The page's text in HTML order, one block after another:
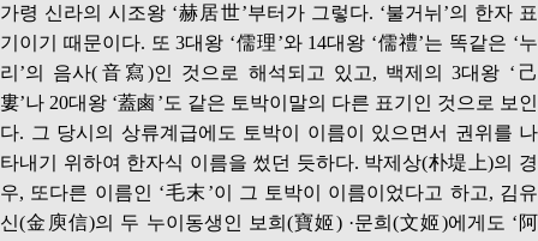
가령 신라의 시조왕 ‘赫居世’부터가 그렇다. ‘불거뉘’의 한자 표
기이기 때문이다. 또 3대왕 ‘儒理’와 14대왕 ‘儒禮’는 똑같은 ‘누
리’의 음사(音寫)인 것으로 해석되고 있고, 백제의 3대왕 ‘己
婁’나 20대왕 ‘蓋鹵’도 같은 토박이말의 다른 표기인 것으로 보인
다. 그 당시의 상류계급에도 토박이 이름이 있으면서 권위를 나
타내기 위하여 한자식 이름을 썼던 듯하다. 박제상(朴堤上)의 경
우, 또다른 이름인 ‘毛末’이 그 토박이 이름이었다고 하고, 김유
신(金庾信)의 두 누이동생인 보희(寶姬) ·문희(文姬)에게도 ‘阿